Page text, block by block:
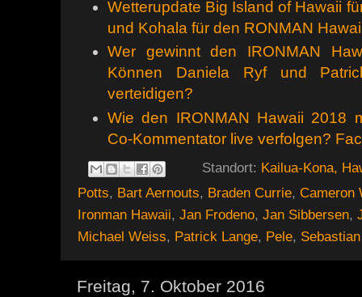
Wetterupdate Big Island of Hawaii
und Kohala für den RONMAN
Wer gewinnt den IRONMAN
Können Daniela Ryf und
verteidigen?
Wie den IRONMAN Hawaii 2018
Co-Kommentator live verfolgen?
Standort: Kailua-Kona,
Potts, Bart Aernouts, Braden Currie, Cameron
Ironman Hawaii, Jan Frodeno, Jan Sibbersen,
Michael Weiss, Patrick Lange, Pele,
Freitag, 7. Oktober 2016